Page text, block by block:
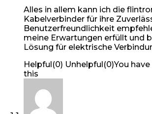
Alles in allem kann ich die
Kabelverbinder für ihre
Benutzerfreundlichkeit
meine Erwartungen erfüllt und
Lösung für elektrische
Helpful(0) Unhelpful(0)You
this